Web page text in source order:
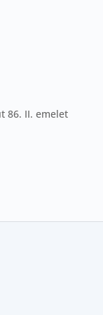
86. II. emelet